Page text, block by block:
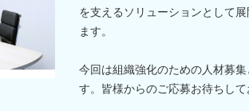
を支えるソリューションとして
ます。
今回は組織強化のための人材募集
す。皆様からのご応募お待ちして